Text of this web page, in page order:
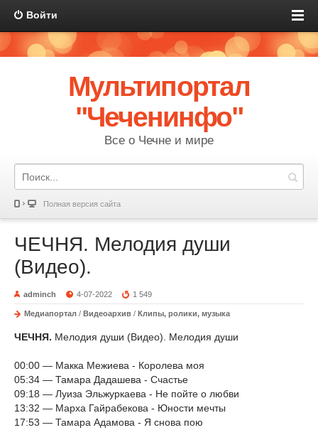
Войти
Мультипортал
"Чеченинфо"
Все о Чечне и мире
Полная версия сайта
ЧЕЧНЯ. Мелодия души
(Видео).
adminch 4-07-2022 1 549
Медиапортал / Видеоархив / Клипы, ролики, музыка
ЧЕЧНЯ. Мелодия души (Видео). Мелодия души
00:00 — Макка Межиева - Королева моя
05:34 — Тамара Дадашева - Счастье
09:18 — Луиза Эльжуркаева - Не пойте о любви
13:32 — Марха Гайрабекова - Юности мечты
17:53 — Тамара Адамова - Я снова пою